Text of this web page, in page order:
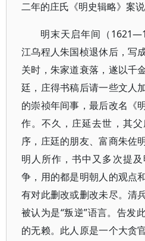
二年的庄氏《明史辑略》案说
明末天启年间（
江乌程人朱国桢退休后，写
关时，朱家道衰落，遂以千
廷，庄得书稿后请一些文人
的崇祯年间事，最后改名《
作。不久，庄延去世，其
序，庄廷的朋友、富商朱佐
明人所作，书中又多次提
争，用的都是明朝人的观点
有对此删改或删改未尽。清
被认为是“叛逆”语言。告发
的无赖。此人原是一个大贪